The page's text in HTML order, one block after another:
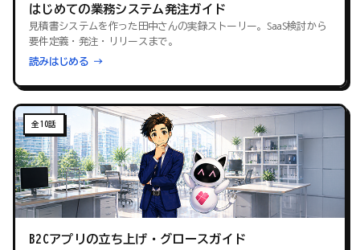
はじめての業務システム発注ガイド
見積書システムを作った田中さんの実録ストーリー。SaaS検討から
要件定義・発注・リリースまで。
読みはじめる →
全10話
B2Cアプリの立ち上げ・グロースガイド